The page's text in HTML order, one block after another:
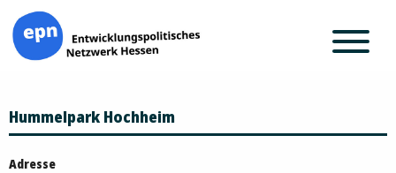
Inhalt
springen
Hummelpark Hochheim
Adresse